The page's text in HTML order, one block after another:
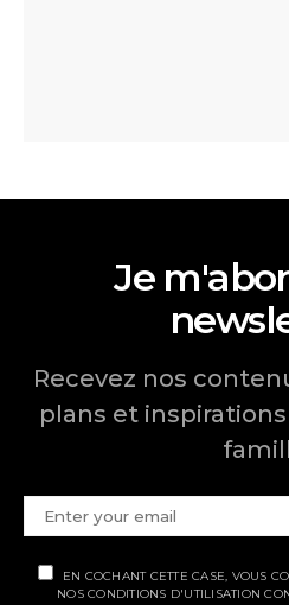
Je
Recevez nos
plans et
EN COCHANT CETTE CASE, VOUS
NOS CONDITIONS D'UTILISATION